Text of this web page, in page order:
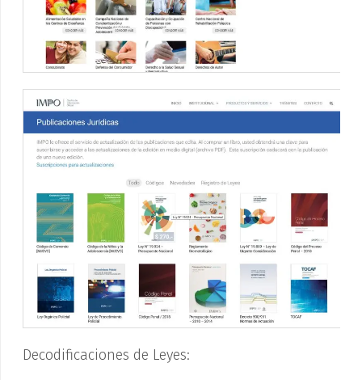
Decodificaciones de Leyes: